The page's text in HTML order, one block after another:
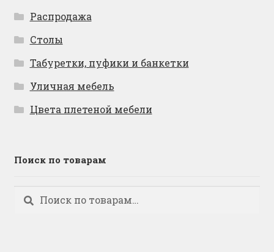
Распродажа
Столы
Табуретки, пуфики и банкетки
Уличная мебель
Цвета плетеной мебели
Поиск по товарам
Искать:
Поиск